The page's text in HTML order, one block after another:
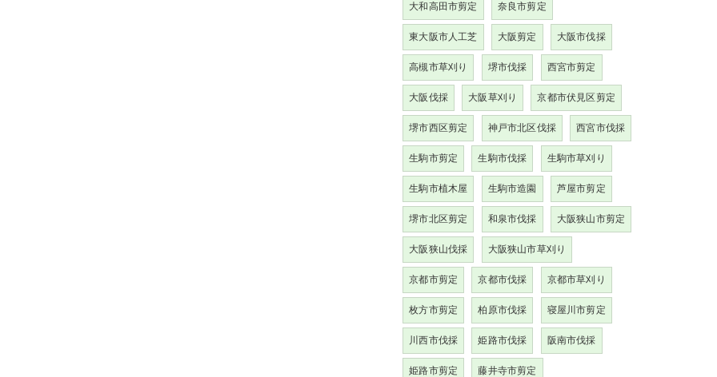
大和高田市剪定 奈良市剪定
東大阪市人工芝 大阪剪定 大阪市伐採
高槻市草刈り 堺市伐採 西宮市剪定
大阪伐採 大阪草刈り 京都市伏見区剪定
堺市西区剪定 神戸市北区伐採 西宮市伐採
生駒市剪定 生駒市伐採 生駒市草刈り
生駒市植木屋 生駒市造園 芦屋市剪定
堺市北区剪定 和泉市伐採 大阪狭山市剪定
大阪狭山伐採 大阪狭山市草刈り
京都市剪定 京都市伐採 京都市草刈り
枚方市剪定 柏原市伐採 寝屋川市剪定
川西市伐採 姫路市伐採 阪南市伐採
姫路市剪定 藤井寺市剪定